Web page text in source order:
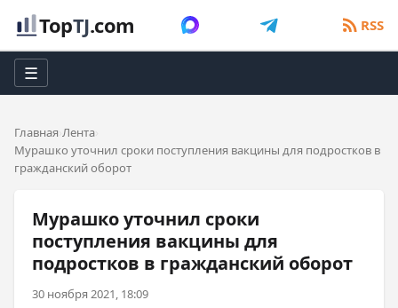
TopTJ.com RSS
☰
Главная Лента
Мурашко уточнил сроки поступления вакцины для подростков в
гражданский оборот
Мурашко уточнил сроки
поступления вакцины для
подростков в гражданский оборот
30 ноября 2021, 18:09